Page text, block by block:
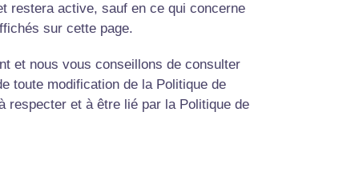
restera active, sauf en ce qui concerne
sur cette page.
et nous vous conseillons de consulter
toute modification de la Politique de
respecter et à être lié par la Politique de